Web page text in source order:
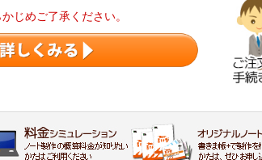
じめご了承ください。